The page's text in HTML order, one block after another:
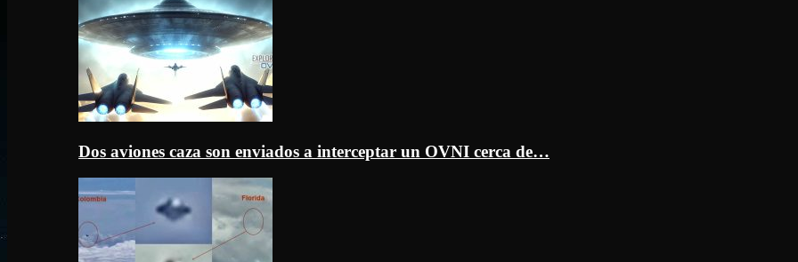
Dos aviones caza son enviados a interceptar un OVNI cerca de…